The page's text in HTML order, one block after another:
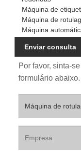
Máquina de
Máquina de
Máquina
Enviar consulta
Por favor, sinta-
formulário